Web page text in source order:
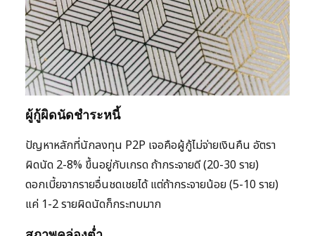
ผู้กู้ผิดนัดชำระหนี้
ปัญหาหลักที่นักลงทุน P2P เจอคือผู้กู้ไม่จ่ายเงินคืน อัตรา
ผิดนัด 2-8% ขึ้นอยู่กับเกรด ถ้ากระจายดี (20-30 ราย)
ดอกเบี้ยจากรายอื่นชดเชยได้ แต่ถ้ากระจายน้อย (5-10 ราย)
แค่ 1-2 รายผิดนัดก็กระทบมาก